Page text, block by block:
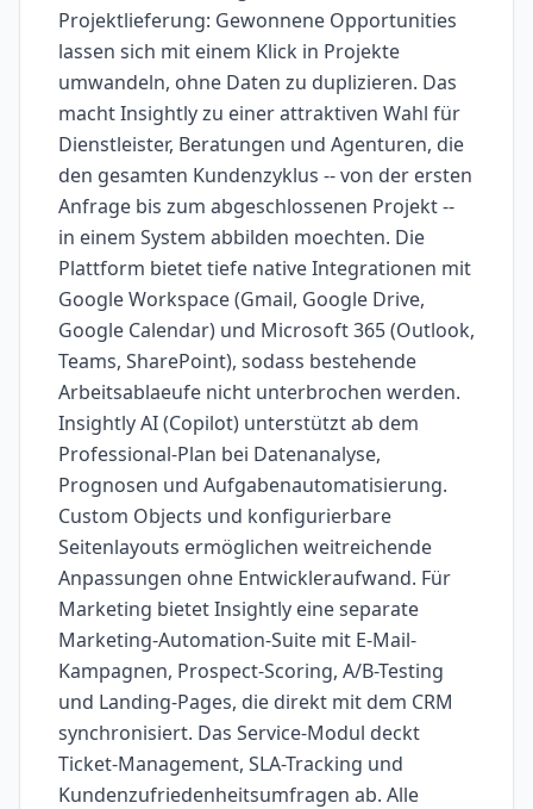
Projektlieferung: Gewonnene Opportunities
lassen sich mit einem Klick in Projekte
umwandeln, ohne Daten zu duplizieren. Das
macht Insightly zu einer attraktiven Wahl für
Dienstleister, Beratungen und Agenturen, die
den gesamten Kundenzyklus -- von der ersten
Anfrage bis zum abgeschlossenen Projekt --
in einem System abbilden moechten. Die
Plattform bietet tiefe native Integrationen mit
Google Workspace (Gmail, Google Drive,
Google Calendar) und Microsoft 365 (Outlook,
Teams, SharePoint), sodass bestehende
Arbeitsablaeufe nicht unterbrochen werden.
Insightly AI (Copilot) unterstützt ab dem
Professional-Plan bei Datenanalyse,
Prognosen und Aufgabenautomatisierung.
Custom Objects und konfigurierbare
Seitenlayouts ermöglichen weitreichende
Anpassungen ohne Entwickleraufwand. Für
Marketing bietet Insightly eine separate
Marketing-Automation-Suite mit E-Mail-
Kampagnen, Prospect-Scoring, A/B-Testing
und Landing-Pages, die direkt mit dem CRM
synchronisiert. Das Service-Modul deckt
Ticket-Management, SLA-Tracking und
Kundenzufriedenheitsumfragen ab. Alle